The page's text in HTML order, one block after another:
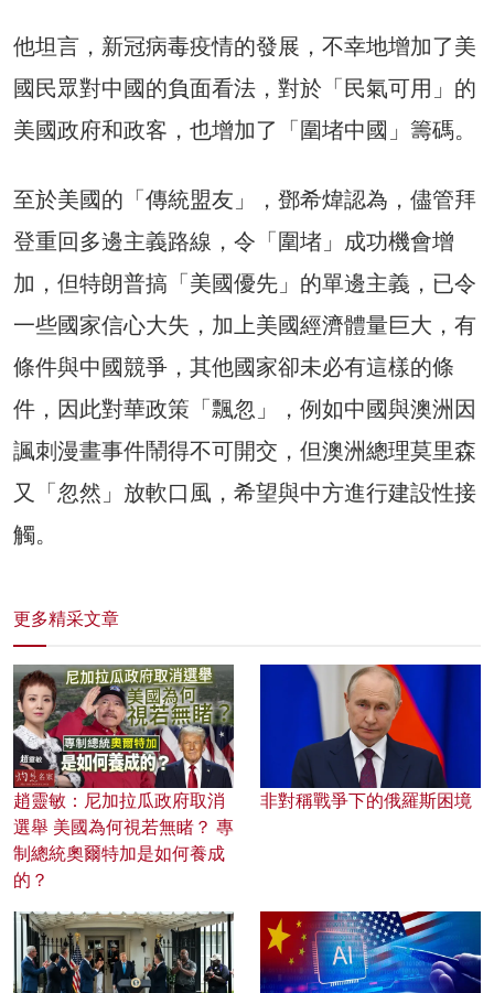
他坦言，新冠病毒疫情的發展，不幸地增加了美
國民眾對中國的負面看法，對於「民氣可用」的
美國政府和政客，也增加了「圍堵中國」籌碼。
至於美國的「傳統盟友」，鄧希煒認為，儘管拜
登重回多邊主義路線，令「圍堵」成功機會增
加，但特朗普搞「美國優先」的單邊主義，已令
一些國家信心大失，加上美國經濟體量巨大，有
條件與中國競爭，其他國家卻未必有這樣的條
件，因此對華政策「飄忽」，例如中國與澳洲因
諷刺漫畫事件鬧得不可開交，但澳洲總理莫里森
又「忽然」放軟口風，希望與中方進行建設性接
觸。
更多精采文章
趙靈敏：尼加拉瓜政府取消
選舉 美國為何視若無睹？ 專
制總統奧爾特加是如何養成
的？
非對稱戰爭下的俄羅斯困境